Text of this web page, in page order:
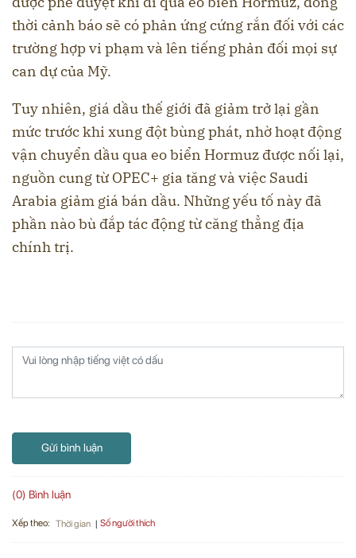
thời cảnh báo sẽ có phản ứng cứng rắn đối với các
trường hợp vi phạm và lên tiếng phản đối mọi sự
can dự của Mỹ.
Tuy nhiên, giá dầu thế giới đã giảm trở lại gần
mức trước khi xung đột bùng phát, nhờ hoạt động
vận chuyển dầu qua eo biển Hormuz được nối lại,
nguồn cung từ OPEC+ gia tăng và việc Saudi
Arabia giảm giá bán dầu. Những yếu tố này đã
phần nào bù đắp tác động từ căng thẳng địa
chính trị.
Gửi bình luận
(0) Bình luận
Xếp theo: Thời gian Số người thích